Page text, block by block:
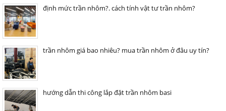
định mức trần nhôm?. cách tính vật tư trần nhôm?
trần nhôm giá bao nhiêu? mua trần nhôm ở đâu uy tín?
hướng dẫn thi công lắp đặt trần nhôm basi